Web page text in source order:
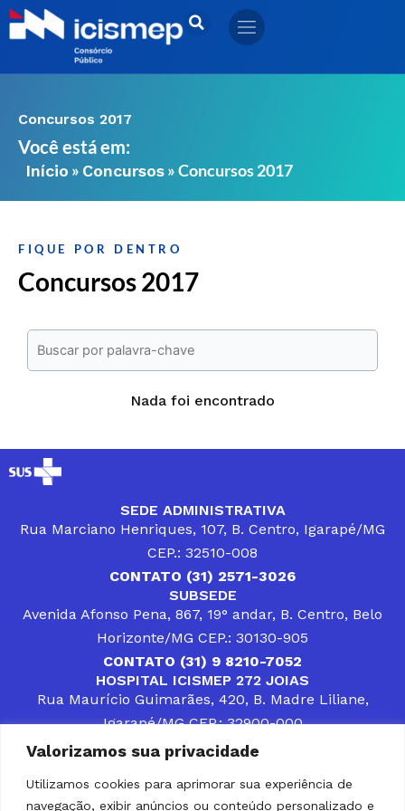
Valorizamos sua privacidade
Utilizamos cookies para aprimorar sua experiência de
navegação, exibir anúncios ou conteúdo personalizado e
Ir
para
Concursos 2017
Você está em:
Início » Concursos»Concursos 2017
FIQUE POR DENTRO
Concursos 2017
Nada foi encontrado
SEDE ADMINISTRATIVA
Rua Marciano Henriques, 107, B. Centro, Igarapé/MG
CEP.: 32510-008
CONTATO (31) 2571-3026
SUBSEDE
Avenida Afonso Pena, 867, 19° andar, B. Centro, Belo
Horizonte/MG CEP.: 30130-905
CONTATO (31) 9 8210-7052
HOSPITAL ICISMEP 272 JOIAS
Rua Maurício Guimarães, 420, B. Madre Liliane,
Igarapé/MG CEP.: 32900-000
CONTATOS (31) 3512-4400 ou (31) 9 8309-8660
DESENVOLVER SOLUÇÕES, AÇÕES E SERVIÇOS
PÚBLICOS QUE COMPLEMENTEM A ASSISTÊNCIA À
POPULAÇÃO DA REGIÃO EM QUE ATUA, SENDO